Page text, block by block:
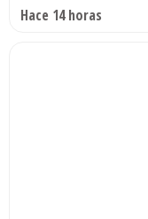
Hace 14 horas